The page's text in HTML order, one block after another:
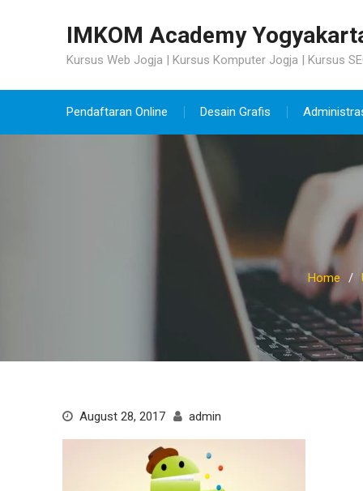
IMKOM Academy
Kursus Web Jogja | Kursus Komputer Jogja | Kursus
Pendaftaran Online Desain Grafis
Home
August 28, 2017 admin